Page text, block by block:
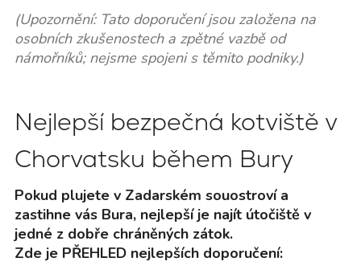
(Upozornění: Tato doporučení jsou založena na
osobních zkušenostech a zpětné vazbě od
námořníků; nejsme spojeni s těmito podniky.)
Nejlepší bezpečná kotviště v
Chorvatsku během Bury
Pokud plujete v Zadarském souostroví a
zastihne vás Bura, nejlepší je najít útočiště v
jedné z dobře chráněných zátok.
Zde je PŘEHLED nejlepších doporučení: